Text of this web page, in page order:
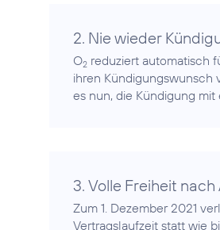
2. Nie wieder
O2 reduziert automatisch
ihren Kündigungswunsch
es nun, die Kündigung mit
3. Volle Freiheit
Zum 1. Dezember 2021
Vertragslaufzeit statt wie